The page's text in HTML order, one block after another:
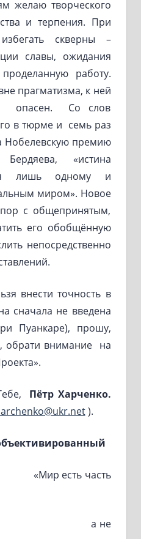
желаю творческого
и терпения. При
скверны –
славы, ожидания
работу.
прагматизма, к ней
опасен. Со слов
в тюрме и семь раз
Нобелевскую премию
Бердяева, «истина
лишь одному и
миром». Новое
с общепринятым,
его обобщённую
непосредственно
внести точность в
сначала не введена
Пуанкаре), прошу,
обрати внимание на
Пётр Харченко.
).
«Мир есть часть